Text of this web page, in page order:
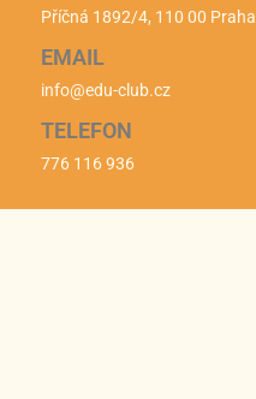
Příčná 1892/4, 110 00 Praha
EMAIL
info@edu-club.cz
TELEFON
776 116 936